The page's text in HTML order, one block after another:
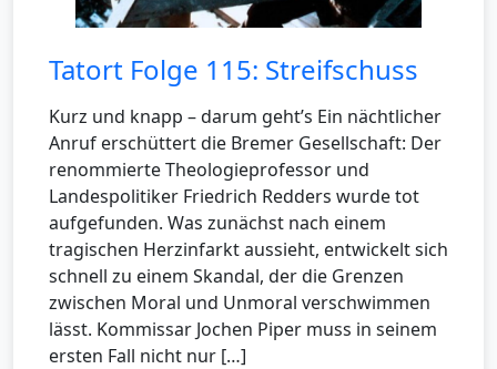
Tatort Folge 115: Streifschuss
Kurz und knapp – darum geht’s Ein nächtlicher
Anruf erschüttert die Bremer Gesellschaft: Der
renommierte Theologieprofessor und
Landespolitiker Friedrich Redders wurde tot
aufgefunden. Was zunächst nach einem
tragischen Herzinfarkt aussieht, entwickelt sich
schnell zu einem Skandal, der die Grenzen
zwischen Moral und Unmoral verschwimmen
lässt. Kommissar Jochen Piper muss in seinem
ersten Fall nicht nur […]